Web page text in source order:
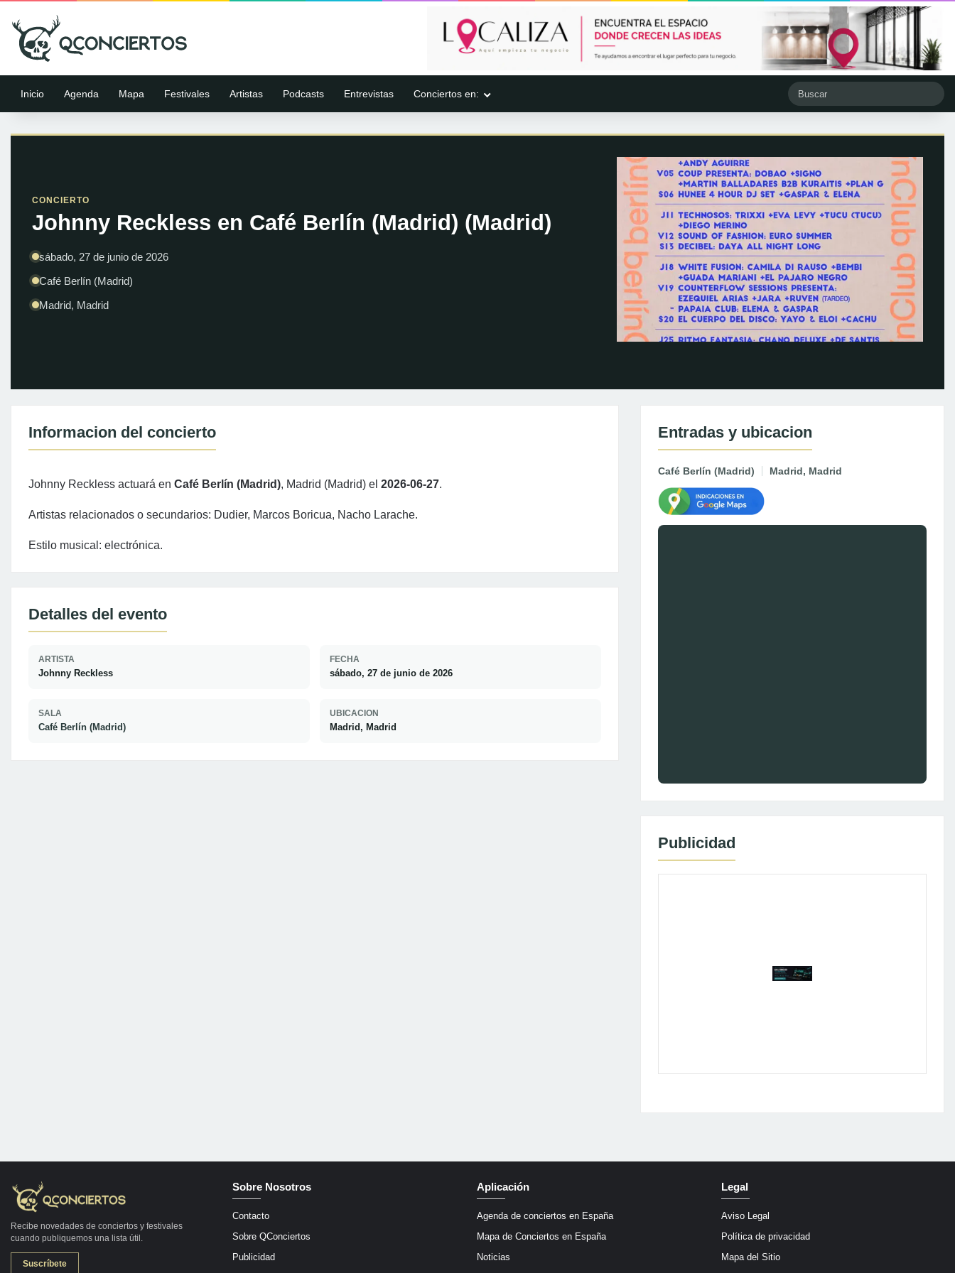
Inicio Agenda Mapa Festivales Artistas Podcasts Entrevistas Conciertos en:
CONCIERTO
Johnny Reckless en Café Berlín (Madrid) (Madrid)
sábado, 27 de junio de 2026
Café Berlín (Madrid)
Madrid, Madrid
Informacion del concierto
Johnny Reckless actuará en Café Berlín (Madrid), Madrid (Madrid) el 2026-06-27.
Artistas relacionados o secundarios: Dudier, Marcos Boricua, Nacho Larache.
Estilo musical: electrónica.
Detalles del evento
ARTISTA
Johnny Reckless
FECHA
sábado, 27 de junio de 2026
SALA
Café Berlín (Madrid)
UBICACION
Madrid, Madrid
Entradas y ubicacion
Café Berlín (Madrid) Madrid, Madrid
Publicidad
Publicidad
Recibe novedades de conciertos y festivales
cuando publiquemos una lista útil.
Suscríbete
Sobre Nosotros
Contacto
Sobre QConciertos
Publicidad
Aplicación
Agenda de conciertos en España
Mapa de Conciertos en España
Noticias
Legal
Aviso Legal
Política de privacidad
Mapa del Sitio